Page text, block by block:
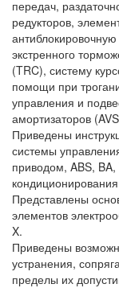
передач,
редукторов,
экстренного
(TRC), систему
помощи при
управления и
амортизаторов
Приведены
системы
приводом, ABS,
Представлены
элементов
X.
Приведены
устранения,
пределы их